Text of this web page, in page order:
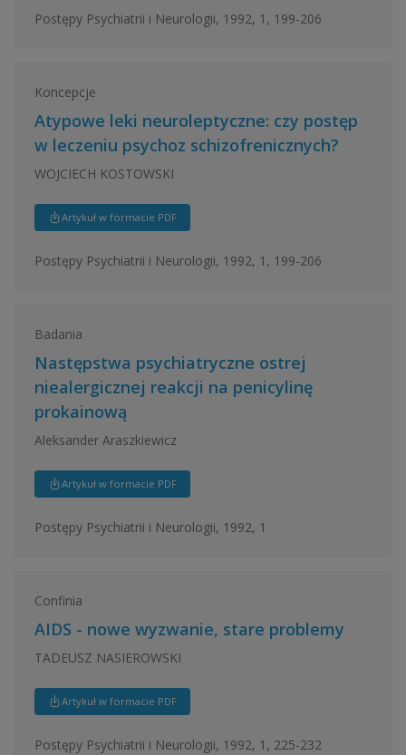
Postępy Psychiatrii i Neurologii, 1992, 1, 199-206
Koncepcje
Atypowe leki neuroleptyczne: czy postęp
w leczeniu psychoz schizofrenicznych?
WOJCIECH KOSTOWSKI
Artykuł w formacie PDF
Postępy Psychiatrii i Neurologii, 1992, 1, 199-206
Badania
Następstwa psychiatryczne ostrej
niealergicznej reakcji na penicylinę
prokainową
Aleksander Araszkiewicz
Artykuł w formacie PDF
Postępy Psychiatrii i Neurologii, 1992, 1
Confinia
AIDS - nowe wyzwanie, stare problemy
TADEUSZ NASIEROWSKI
Artykuł w formacie PDF
Postępy Psychiatrii i Neurologii, 1992, 1, 225-232